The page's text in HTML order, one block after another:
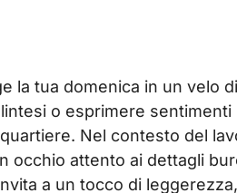
la tua domenica in un velo
o esprimere
Nel contesto del
occhio attento ai dettagli
a un tocco di